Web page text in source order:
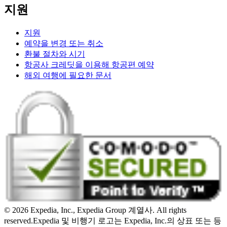
지원
지원
예약을 변경 또는 취소
환불 절차와 시기
항공사 크레딧을 이용해 항공편 예약
해외 여행에 필요한 문서
© 2026 Expedia, Inc., Expedia Group 계열사. All rights
reserved.Expedia 및 비행기 로고는 Expedia, Inc.의 상표 또는 등